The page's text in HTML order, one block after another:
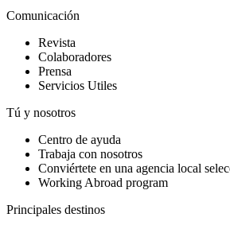
Comunicación
Revista
Colaboradores
Prensa
Servicios Utiles
Tú y nosotros
Centro de ayuda
Trabaja con nosotros
Conviértete en una agencia local
Working Abroad program
Principales destinos